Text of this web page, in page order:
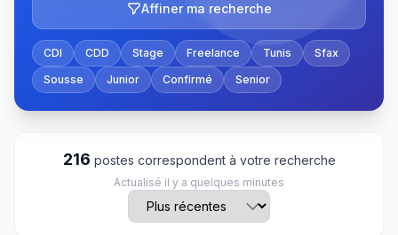
Affiner ma recherche
CDI CDD Stage Freelance Tunis
Sfax
Sousse
Junior Confirmé Senior
216 postes correspondent à votre recherche
Actualisé il y a quelques minutes